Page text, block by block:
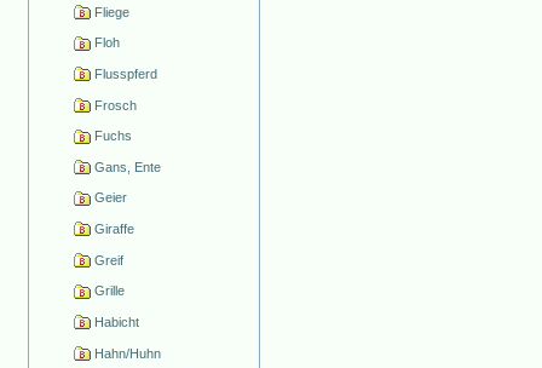
Fliege
Floh
Flusspferd
Frosch
Fuchs
Gans, Ente
Geier
Giraffe
Greif
Grille
Habicht
Hahn/Huhn